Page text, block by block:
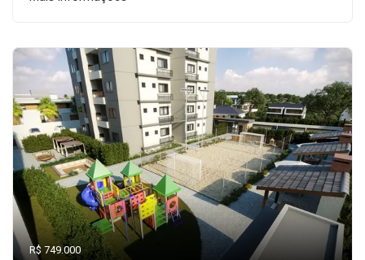
R$ 749.000